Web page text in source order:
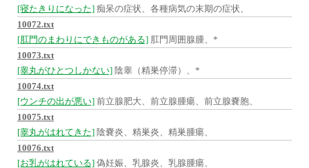
[寝たきりになった] 痴呆の症状、各種病気の末期の症状、
10072.txt
[肛門のまわりにできものがある] 肛門周囲腺腫、*
10073.txt
[睾丸がひとつしかない] 陰睾（精巣停滞）、*
10074.txt
[ウンチの出が悪い] 前立腺肥大、前立腺腫瘍、前立腺嚢胞、
10075.txt
[睾丸がはれてきた] 陰嚢炎、精巣炎、精巣腫瘍、
10076.txt
[お乳がはれている] 偽妊娠、乳腺炎、乳腺腫瘍、